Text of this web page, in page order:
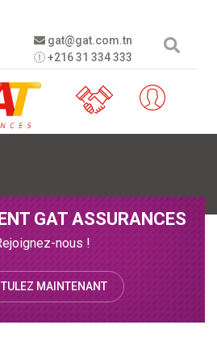
gat@gat.com.tn
+216 31 334 333
GAT ASSURANCES
nous !
MAINTENANT